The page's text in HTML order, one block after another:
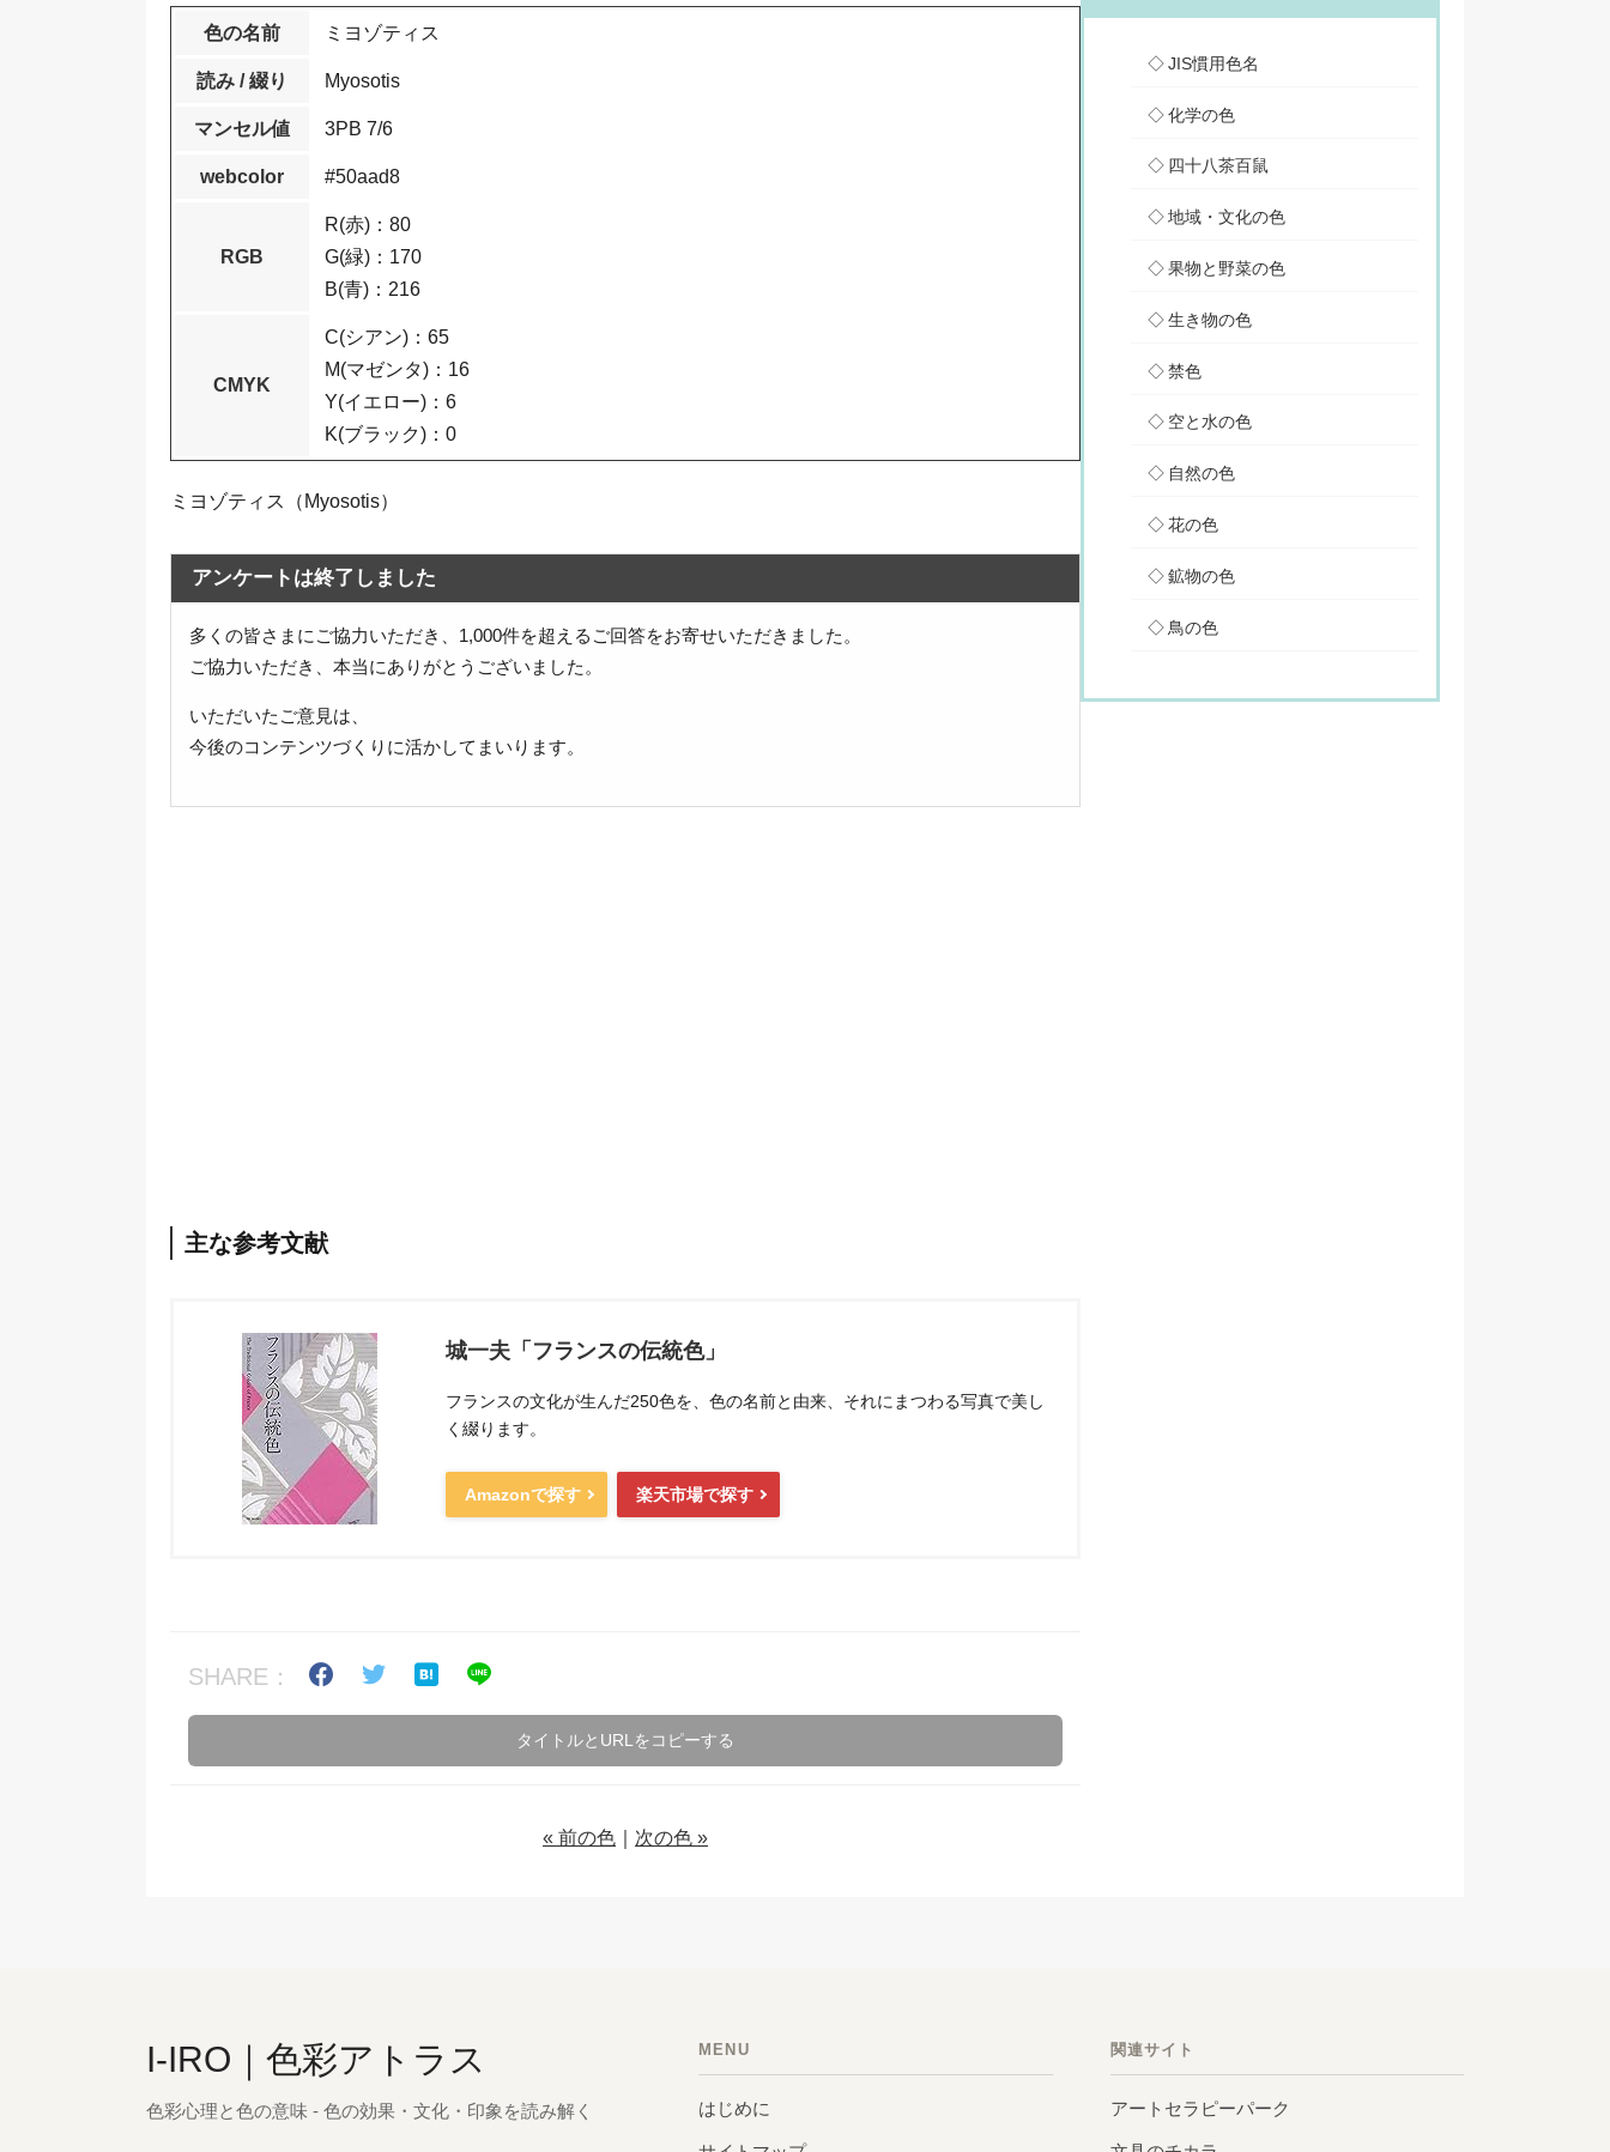
色の名前 ミヨゾティス
読み / 綴り Myosotis
マンセル値 3PB 7/6
webcolor #50aad8
RGB
R(赤)：80
G(緑)：170
B(青)：216
CMYK
C(シアン)：65
M(マゼンタ)：16
Y(イエロー)：6
K(ブラック)：0
ミヨゾティス（Myosotis）
アンケートは終了しました
多くの皆さまにご協力いただき、1,000件を超えるご回答をお寄せいただきました。
ご協力いただき、本当にありがとうございました。
いただいたご意見は、
今後のコンテンツづくりに活かしてまいります。
主な参考文献
城一夫「フランスの伝統色」
フランスの文化が生んだ250色を、色の名前と由来、それにまつわる写真で美し
く綴ります。
Amazonで探す 楽天市場で探す
SHARE：
タイトルとURLをコピーする
« 前の色 次の色 »
JIS慣用色名
化学の色
四十八茶百鼠
地域・文化の色
果物と野菜の色
生き物の色
禁色
空と水の色
自然の色
花の色
鉱物の色
鳥の色
I-IRO｜色彩アトラス
色彩心理と色の意味 - 色の効果・文化・印象を読み解く
MENU
はじめに
関連サイト
アートセラピーパーク